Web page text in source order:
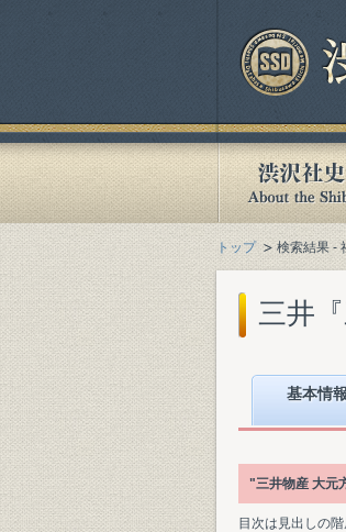
トップ 検索結果 -
三井
基本情報
"三井物産 大元
目次は見出しの